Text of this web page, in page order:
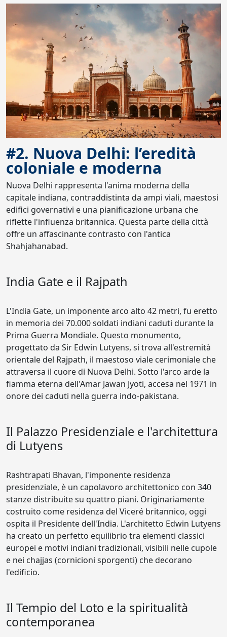
#2. Nuova Delhi: l’eredità
coloniale e moderna
Nuova Delhi rappresenta l'anima moderna della
capitale indiana, contraddistinta da ampi viali, maestosi
edifici governativi e una pianificazione urbana che
riflette l'influenza britannica. Questa parte della città
offre un affascinante contrasto con l'antica
Shahjahanabad.
India Gate e il Rajpath
L'India Gate, un imponente arco alto 42 metri, fu eretto
in memoria dei 70.000 soldati indiani caduti durante la
Prima Guerra Mondiale. Questo monumento,
progettato da Sir Edwin Lutyens, si trova all'estremità
orientale del Rajpath, il maestoso viale cerimoniale che
attraversa il cuore di Nuova Delhi. Sotto l'arco arde la
fiamma eterna dell'Amar Jawan Jyoti, accesa nel 1971 in
onore dei caduti nella guerra indo-pakistana.
Il Palazzo Presidenziale e l'architettura
di Lutyens
Rashtrapati Bhavan, l'imponente residenza
presidenziale, è un capolavoro architettonico con 340
stanze distribuite su quattro piani. Originariamente
costruito come residenza del Viceré britannico, oggi
ospita il Presidente dell'India. L'architetto Edwin Lutyens
ha creato un perfetto equilibrio tra elementi classici
europei e motivi indiani tradizionali, visibili nelle cupole
e nei chajjas (cornicioni sporgenti) che decorano
l'edificio.
Il Tempio del Loto e la spiritualità
contemporanea